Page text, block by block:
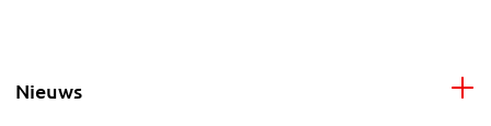
Nieuws